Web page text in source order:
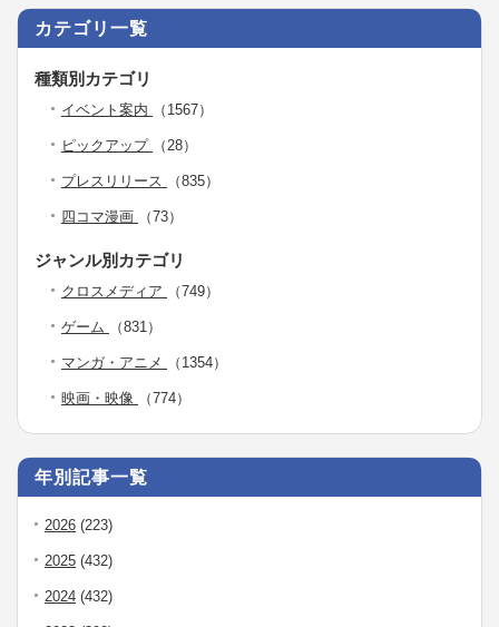
カテゴリ一覧
種類別カテゴリ
イベント案内 （1567）
ピックアップ （28）
プレスリリース （835）
四コマ漫画 （73）
ジャンル別カテゴリ
クロスメディア （749）
ゲーム （831）
マンガ・アニメ （1354）
映画・映像 （774）
年別記事一覧
2026 (223)
2025 (432)
2024 (432)